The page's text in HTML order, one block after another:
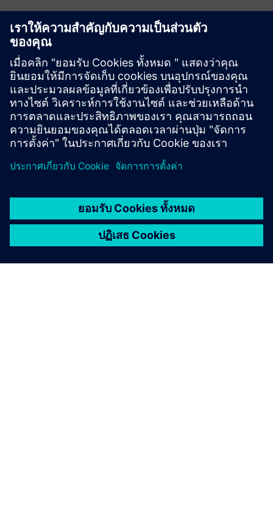
Remote Maintenance with Tosibox
and Siemens Industrial Edge
Instant, secure and remote access for machine services on
the shopfloor with Tosibox Lock for Container running on
Siemens Industrial Edge
เรียนรู้เพิ่มเติม